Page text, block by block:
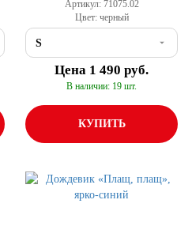
Артикул: 71075.02
Цвет: черный
Цена 1 490 руб.
В наличии: 19 шт.
КУПИТЬ